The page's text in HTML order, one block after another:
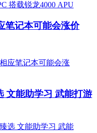
笔记本可能会涨价
文能助学习 武能打游